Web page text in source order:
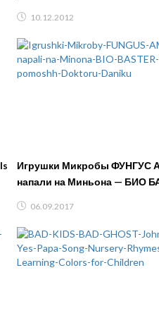
10.12.2012
Игрушки Микробы ФУНГУС
напали на Миньона — БИО
06.09.2017